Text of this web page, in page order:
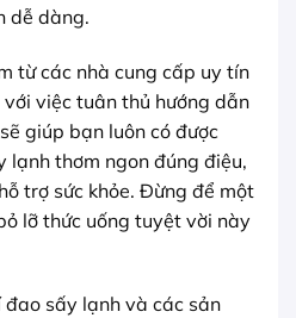
dễ dàng.
từ các nhà cung cấp uy tín
với việc tuân thủ hướng dẫn
giúp bạn luôn có được
lạnh thơm ngon đúng điệu,
trợ sức khỏe. Đừng để một
lỡ thức uống tuyệt vời này
sấy lạnh và các sản